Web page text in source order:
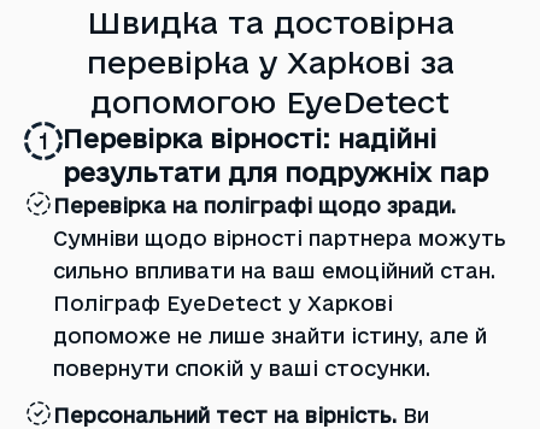
Швидка та достовірна
перевірка у Харкові за
допомогою EyeDetect
1
Перевірка вірності: надійні
результати для подружніх пар
Перевірка на поліграфі щодо зради.
Сумніви щодо вірності партнера можуть
сильно впливати на ваш емоційний стан.
Поліграф EyeDetect у Харкові
допоможе не лише знайти істину, але й
повернути спокій у ваші стосунки.
Персональний тест на вірність. Ви